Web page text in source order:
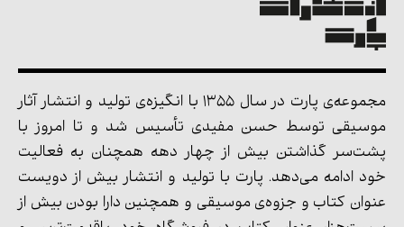
مجموعه‌ی پارت در سال 1355 با انگیزه‌ی تولید و انتشار آثار
موسیقی توسط حسن مفیدی تأسیس شد و تا امروز با
پشت‌سر گذاشتن بیش از چهار دهه همچنان به فعالیت
خود ادامه می‌دهد. پارت با تولید و انتشار بیش از دویست
عنوان کتاب و جزوه‌ی موسیقی و همچنین دارا بودن بیش از